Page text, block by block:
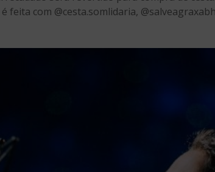
feita com @cesta.somlidaria,